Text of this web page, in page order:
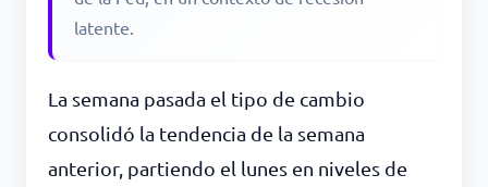
latente.
La semana pasada el tipo de cambio
consolidó la tendencia de la semana
anterior, partiendo el lunes en niveles de